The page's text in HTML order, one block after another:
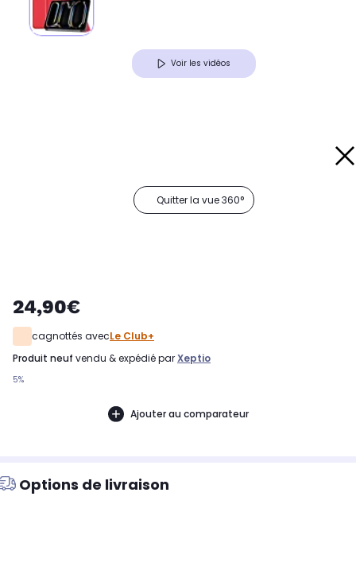
Voir les vidéos
Quitter la vue 360°
24,90€
cagnottés avecLe Club+
produit neuf vendu & expédié parXeptio
5%
Ajouter au comparateur
Options de livraison